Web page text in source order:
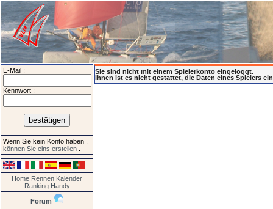
E-Mail :
Kennwort :
Wenn Sie kein Konto haben
können Sie eins erstellen
Home Rennen Kalender
Ranking Handy
Forum
Sie sind nicht mit einem Spielerkonto eingeloggt.
Ihnen ist es nicht gestattet, die Daten eines Spielers